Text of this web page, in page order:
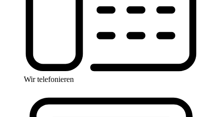
Wir telefonieren